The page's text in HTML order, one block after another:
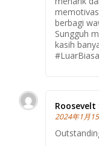
berbagi
Sungguh
kasih
#LuarBiasa
Roosevelt
2024年1月